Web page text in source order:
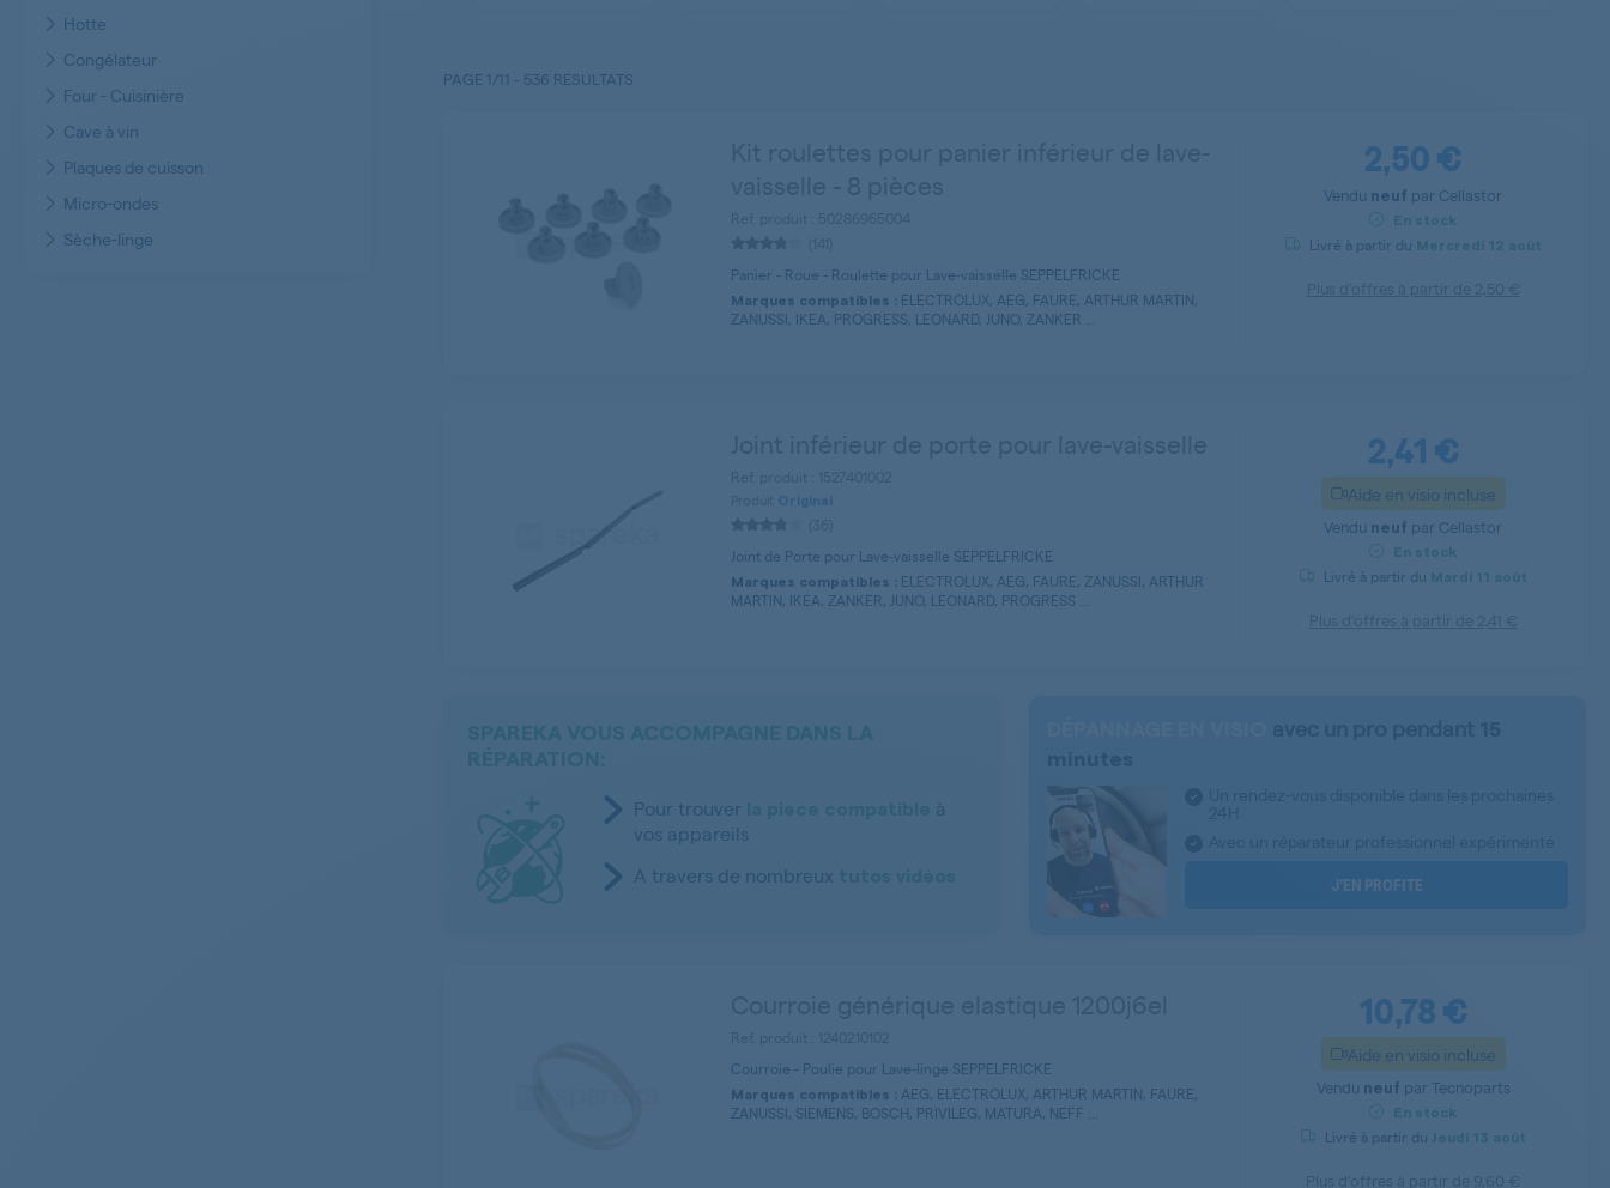
Hotte
Congélateur
Four - Cuisinière
Cave à vin
Plaques de cuisson
Micro-ondes
Sèche-linge
PAGE 1/11 - 536 RESULTATS
Panier - Roue - Roulette pour Lave-vaisselle SEPPELFRICKE
Marques compatibles : ELECTROLUX, AEG, FAURE, ARTHUR MARTIN,
ZANUSSI, IKEA, PROGRESS, LEONARD, JUNO, ZANKER ...
2,50 €
Vendu neuf par Cellastor
En stock
Livré à partir du Mercredi 12 août
Original
Joint de Porte pour Lave-vaisselle SEPPELFRICKE
Marques compatibles : ELECTROLUX, AEG, FAURE, ZANUSSI, ARTHUR
MARTIN, IKEA, ZANKER, JUNO, LEONARD, PROGRESS ...
2,41 €
Aide en visio incluse
Vendu neuf par Cellastor
En stock
Livré à partir du Mardi 11 août
Pour trouver
à
vos appareils
A travers de nombreux
J’EN PROFITE
Courroie - Poulie pour Lave-linge SEPPELFRICKE
Marques compatibles : AEG, ELECTROLUX, ARTHUR MARTIN, FAURE,
ZANUSSI, SIEMENS, BOSCH, PRIVILEG, MATURA, NEFF ...
10,78 €
Aide en visio incluse
Vendu neuf parTecnoparts
En stock
Livré à partir du Jeudi 13 août